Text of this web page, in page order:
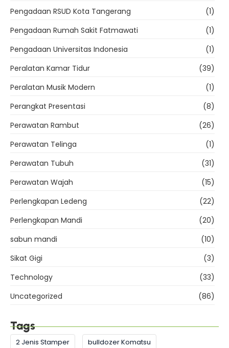
Pengadaan RSUD Kota Tangerang
(1)
Pengadaan Rumah Sakit Fatmawati
(1)
Pengadaan Universitas Indonesia
(1)
Peralatan Kamar Tidur
(39)
Peralatan Musik Modern
(1)
Perangkat Presentasi
(8)
Perawatan Rambut
(26)
Perawatan Telinga
(1)
Perawatan Tubuh
(31)
Perawatan Wajah
(15)
Perlengkapan Ledeng
(22)
Perlengkapan Mandi
(20)
sabun mandi
(10)
Sikat Gigi
(3)
Technology
(33)
Uncategorized
(86)
Tags
2 Jenis Stamper bulldozer Komatsu